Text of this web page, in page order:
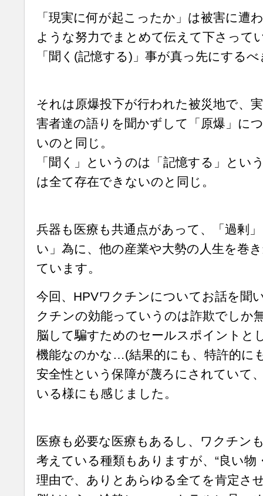
「現実に何が起こったか」は被害に遭
ような努力でまとめて伝えて下さって
「聞く(記憶する)」事が真っ先にする
それは原爆投下が行われた被災地で、
害者達の語りを聞かずして「原爆」に
いのと同じ。
「聞く」というのは「記憶する」とい
は全て存在できないのと同じ。
兵器も医療も共通点があって、「過剰
い」為に、他の産業や大勢の人生を巻
ています。
今回、HPVワクチンについてお話を聞
クチンの効能っていうのは詐欺でしか
脳して騙すためのセールスポイントと
機能なのかな…(結果的にも、特許的に
安全性という保障が蔑ろにされていて
いる様にも感じました。
医療も必要な医療もあるし、ワクチン
考えている種類もありますが、“良い物
理由で、ありとあらゆる全てを肯定さ